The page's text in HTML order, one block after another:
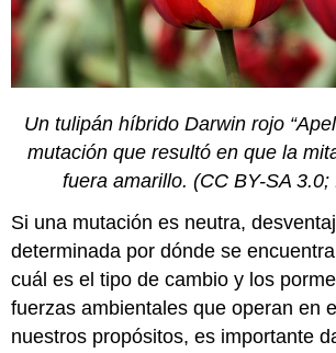
Un tulipán híbrido Darwin rojo
mutación que resultó en que la
fuera amarillo. (CC BY-SA 3.0;
Si una mutación es neutra,
determinada por dónde se
cuál es el tipo de cambio y los
fuerzas ambientales que operan en
nuestros propósitos, es importante